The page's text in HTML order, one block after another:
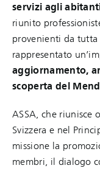
servizi agli
riunito
provenienti da tutta
rappresentato
aggiornamento,
scoperta del
ASSA, che riunisce
Svizzera e nel
missione la
membri, il dialogo